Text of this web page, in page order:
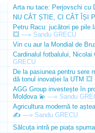
Arta nu tace: Perjovschi cu
NU CÂT ȘTIE, CI CÂT ÎȘI
Petru Racu: jucători pe pile
💥 —» Sandu GRECU
Vin cu aur la Mondial de
Cardinalul fotbalului,
GRECU
De la pasiunea pentru sere
dă tonul inovației la UTM 💥
AGG Group investește în
Moldova 💫 —» Sandu
Agricultura modernă te
✍️ —» Sandu GRECU
Sălcuța intră pe piața